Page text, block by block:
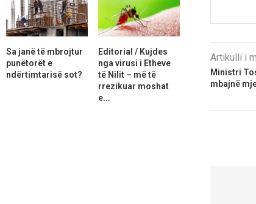
Artikulli i
Ministri
mbajnë
Sa janë të mbrojtur
punëtorët e
ndërtimtarisë sot?
Editorial / Kujdes
nga virusi i Etheve
të Nilit – më të
rrezikuar moshat
e...